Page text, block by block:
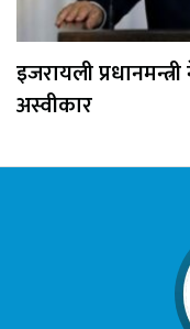
इजरायली
अस्वीकार